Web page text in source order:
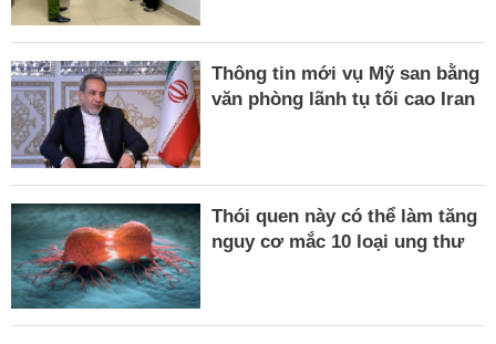
Thông tin mới vụ Mỹ san bằng
văn phòng lãnh tụ tối cao Iran
Thói quen này có thể làm tăng
nguy cơ mắc 10 loại ung thư